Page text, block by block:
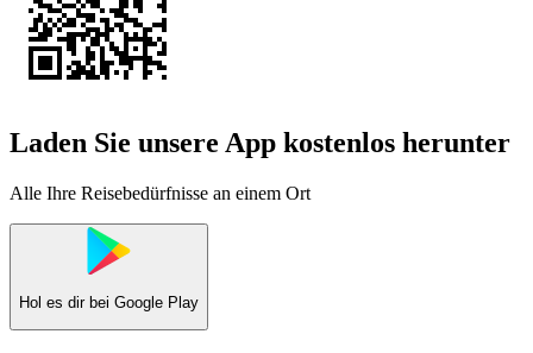
Laden Sie unsere App kostenlos herunter
Alle Ihre Reisebedürfnisse an einem Ort
Hol es dir bei Google Play